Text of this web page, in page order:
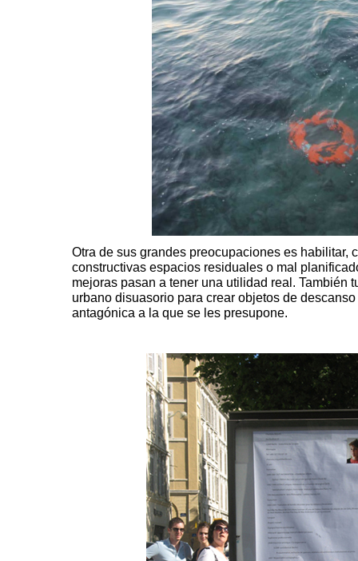
Otra de sus grandes preocupaciones es habilitar,
constructivas espacios residuales o mal
mejoras pasan a tener una utilidad real. También
urbano disuasorio para crear objetos de
antagónica a la que se les presupone.